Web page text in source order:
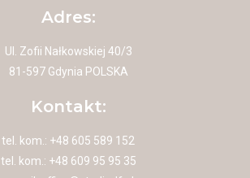
Adres:
Ul. Zofii Nałkowskiej 40/3
81-597 Gdynia POLSKA
Kontakt:
tel. kom.: +48 605 589 152
tel. kom.: +48 609 95 95 35